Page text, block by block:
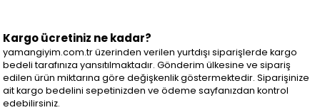
Kargo ücretiniz ne kadar?
yamangiyim.com.tr üzerinden verilen yurtdışı siparişlerde kargo
bedeli tarafınıza yansıtılmaktadır. Gönderim ülkesine ve sipariş
edilen ürün miktarına göre değişkenlik göstermektedir. Siparişinize
ait kargo bedelini sepetinizden ve ödeme sayfanızdan kontrol
edebilirsiniz.